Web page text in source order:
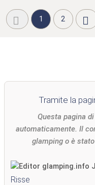
1 2
Tramite la
Questa pagina
automaticamente. Il
glamping o è
Risse